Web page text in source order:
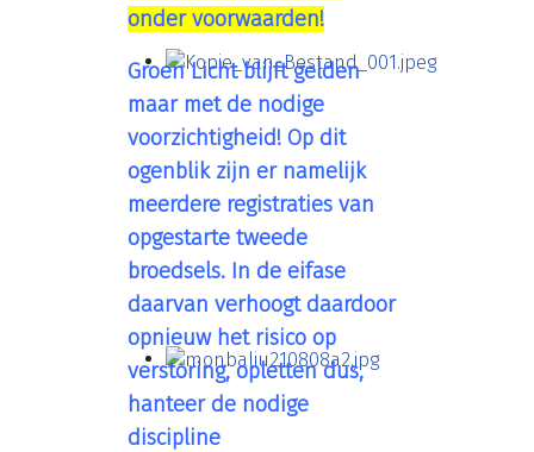
onder voorwaarden!
Groen Licht blijft gelden
maar met de nodige
voorzichtigheid! Op dit
ogenblik zijn er namelijk
meerdere registraties van
opgestarte tweede
broedsels. In de eifase
daarvan verhoogt daardoor
opnieuw het risico op
verstoring, opletten dus,
hanteer de nodige
discipline